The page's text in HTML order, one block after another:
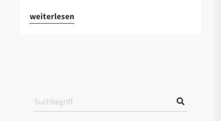
weiterlesen